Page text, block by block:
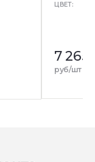
ЦВЕТ:
7 265
руб/шт